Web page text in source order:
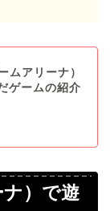
ムアリーナ）
ゲームの紹介
）で遊